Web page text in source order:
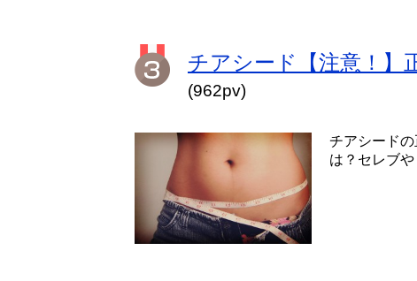
チアシード【注意！】
(962pv)
チアシード
は？セレブ